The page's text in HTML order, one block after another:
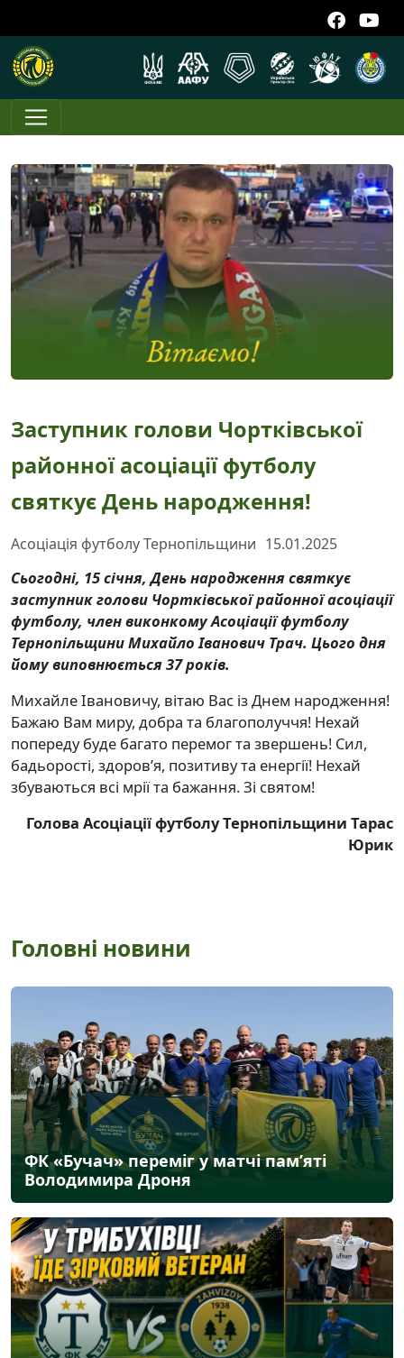
Заступник голови Чортківської
районної асоціації футболу
святкує День народження!
Асоціація футболу Тернопільщини 15.01.2025
Сьогодні, 15 січня, День народження святкує
заступник голови Чортківської районної асоціації
футболу, член виконкому Асоціації футболу
Тернопільщини Михайло Іванович Трач. Цього дня
йому виповнюється 37 років.
Михайле Івановичу, вітаю Вас із Днем народження!
Бажаю Вам миру, добра та благополуччя! Нехай
попереду буде багато перемог та звершень! Сил,
бадьорості, здоров’я, позитиву та енергії! Нехай
збуваються всі мрії та бажання. Зі святом!
Голова Асоціації футболу Тернопільщини Тарас
Юрик
Головні новини
ФК «Бучач» переміг у матчі пам’яті
Володимира Дроня